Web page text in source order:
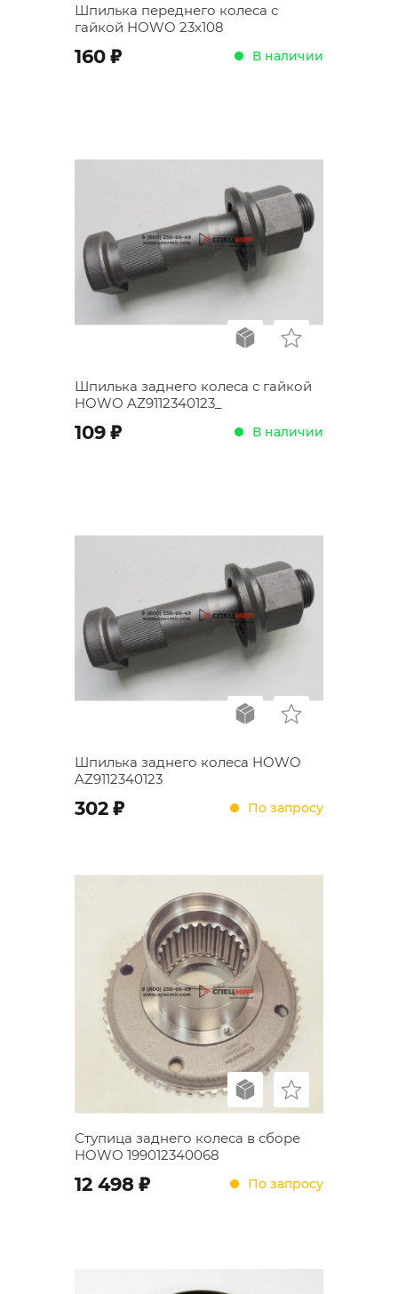
Шпилька переднего колеса с
гайкой HOWO 23x108
160 ; В наличии
Шпилька заднего колеса с гайкой
HOWO AZ9112340123_
109 ; В наличии
Шпилька заднего колеса HOWO
AZ9112340123
302 ; По запросу
Ступица заднего колеса в сборе
HOWO 199012340068
12 498 ; По запросу